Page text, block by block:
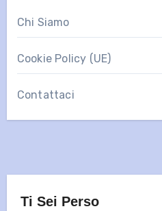
Chi Siamo
Cookie Policy (UE)
Contattaci
Ti Sei Perso